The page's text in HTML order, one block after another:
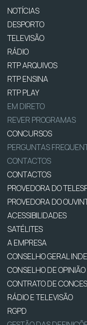
NOTÍCIAS
DESPORTO
TELEVISÃO
RÁDIO
RTP ARQUIVOS
RTP ENSINA
RTP PLAY
EM DIRETO
REVER PROGRAMAS
CONCURSOS
PERGUNTAS
CONTACTOS
CONTACTOS
PROVEDORA DO
PROVEDORA DO
ACESSIBILIDADES
SATÉLITES
A EMPRESA
CONSELHO GERAL
CONSELHO DE OPINIÃO
CONTRATO DE
RÁDIO E TELEVISÃO
RGPD